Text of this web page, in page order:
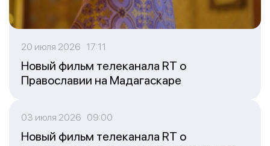
20 июля 2026 17:11
Новый фильм телеканала RT о
Православии на Мадагаскаре
03 июля 2026 09:00
Новый фильм телеканала RT о